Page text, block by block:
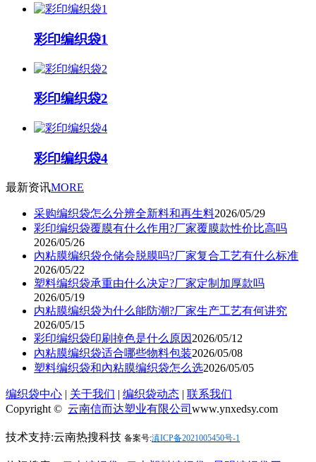
彩印编织袋1
彩印编织袋2
彩印编织袋4
最新资讯MORE
采购编织袋怎么分辨全新料和再生料2026/05/29
彩印编织袋覆膜有什么作用?厂家覆膜款性价比高吗
2026/05/26
內粘膜编织袋仓储会脱膜吗?厂家复合工艺有什么标准
2026/05/22
塑料编织袋承重由什么决定?厂家定制加厚款吗
2026/05/19
内粘膜编织袋为什么能防潮?厂家生产工艺有何讲究
2026/05/15
彩印编织袋印刷掉色是什么原因 2026/05/12
內粘膜编织袋适合哪些物料包装2026/05/08
塑料编织袋和內粘膜编织袋怎么选2026/05/05
编织袋中心 | 关于我们 | 编织袋动态 | 联系我们
Copyright © 云南信而达塑业有限公司 www.ynxedsy.com
技术支持:云南热搜科技 备案号:滇ICP备2021005450号-1